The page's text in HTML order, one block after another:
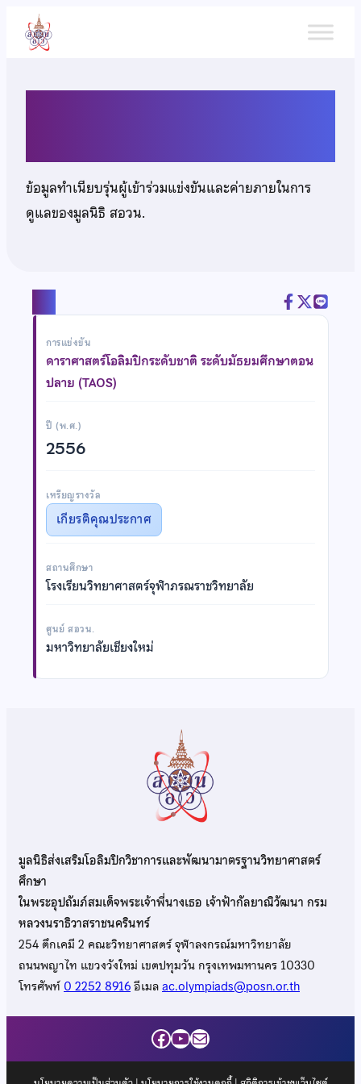
เนื้อหา
ข้อมูลทำเนียบรุ่นผู้เข้าร่วมแข่งขันและค่ายภายในการ
ดูแลของมูลนิธิ สอวน.
การแข่งขัน
ดาราศาสตร์โอลิมปิกระดับชาติ ระดับมัธยมศึกษาตอน
ปลาย (TAOS)
ปี (พ.ศ.)
2556
เหรียญรางวัล
เกียรติคุณประกาศ
สถานศึกษา
โรงเรียนวิทยาศาสตร์จุฬาภรณราชวิทยาลัย
ศูนย์ สอวน.
มหาวิทยาลัยเชียงใหม่
มูลนิธิส่งเสริมโอลิมปิกวิชาการและพัฒนามาตรฐานวิทยาศาสตร์
ศึกษา
ในพระอุปถัมภ์สมเด็จพระเจ้าพี่นางเธอ เจ้าฟ้ากัลยาณิวัฒนา กรม
หลวงนราธิวาสราชนครินทร์
254 ตึกเคมี 2 คณะวิทยาศาสตร์ จุฬาลงกรณ์มหาวิทยาลัย
ถนนพญาไท แขวงวังใหม่ เขตปทุมวัน กรุงเทพมหานคร 10330
โทรศัพท์0 2252 8916อีเมลac.olympiads@posn.or.th
Facebook
YouTube
Mail